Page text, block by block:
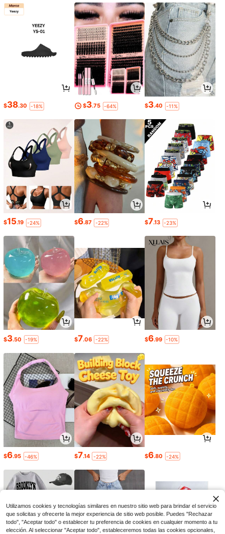
$38.30 -18% $3.75 -64% $3.40 -11%
$15.19 -24% $6.87 -22% $7.13 -23%
$3.50 -19% $7.06 -22% $6.99 -10%
$6.95 -46% $7.14 -22% $6.80 -24%
Utilizamos cookies y tecnologías similares en nuestro sitio web para brindar el servicio
que solicitas y ofrecerte la mejor experiencia de sitio web posible. Puedes "Rechazar
todo", "Aceptar todo" o establecer tu preferencia de cookies en cualquier momento a tu
elección. Al seleccionar "Aceptar todo", estableceremos todas las cookies opcionales,